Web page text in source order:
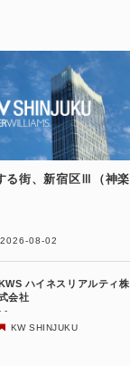
る街、新宿区Ⅲ（神楽
2026-08-02
ハイネスリアルティ株
会社
-
KW SHINJUKU